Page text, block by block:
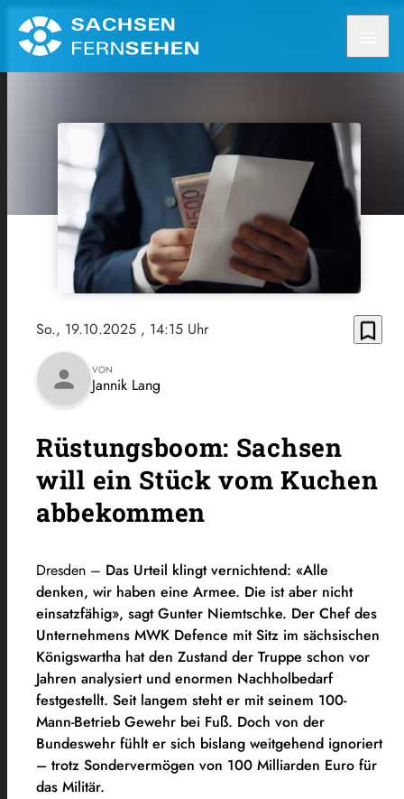
So., 19.10.2025 , 14:15 Uhr bookmark_border
person VON
Jannik Lang
Rüstungsboom: Sachsen
will ein Stück vom Kuchen
abbekommen
Dresden – Das Urteil klingt vernichtend: «Alle
denken, wir haben eine Armee. Die ist aber nicht
einsatzfähig», sagt Gunter Niemtschke. Der Chef des
Unternehmens MWK Defence mit Sitz im sächsischen
Königswartha hat den Zustand der Truppe schon vor
Jahren analysiert und enormen Nachholbedarf
festgestellt. Seit langem steht er mit seinem 100-
Mann-Betrieb Gewehr bei Fuß. Doch von der
Bundeswehr fühlt er sich bislang weitgehend ignoriert
– trotz Sondervermögen von 100 Milliarden Euro für
das Militär.